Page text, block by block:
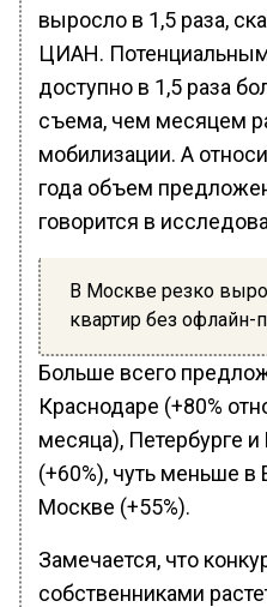
выросло в 1,5 раза,
ЦИАН.
доступно в 1,5 раза
съема, чем месяцем
мобилизации. А
года объем
говорится в
В Москве резко
квартир без офлайн-
Больше всего
Краснодаре (+80%
месяца), Петербурге
(+60%), чуть меньше в
Москве (+55%).
Замечается, что
собственниками